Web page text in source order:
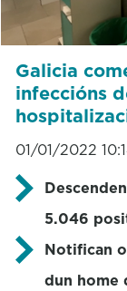
Galicia
infeccións
01/01/2022
5.046
Notifican
dun home